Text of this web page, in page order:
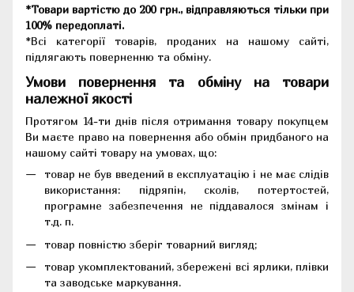
*Товари вартістю до 200 грн., відправляються тільки при
100% передоплаті.
*Всі категорії товарів, проданих на нашому сайті,
підлягають поверненню та обміну.
Умови повернення та обміну на товари
належної якості
Протягом 14-ти днів після отримання товару покупцем
Ви маєте право на повернення або обмін придбаного на
нашому сайті товару на умовах, що:
товар не був введений в експлуатацію і не має слідів
використання: підряпін, сколів, потертостей,
програмне забезпечення не піддавалося змінам і
т.д. п.
товар повністю зберіг товарний вигляд;
товар укомплектований, збережені всі ярлики, плівки
та заводське маркування.